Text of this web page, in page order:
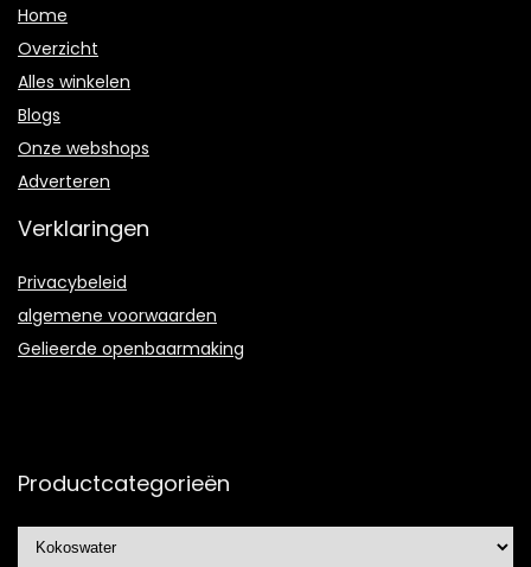
Home
Overzicht
Alles winkelen
Blogs
Onze webshops
Adverteren
Verklaringen
Privacybeleid
algemene voorwaarden
Gelieerde openbaarmaking
Productcategorieën